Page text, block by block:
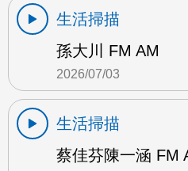
生活掃描
孫大川 FM AM
2026/07/03
生活掃描
蔡佳芬陳一涵 FM